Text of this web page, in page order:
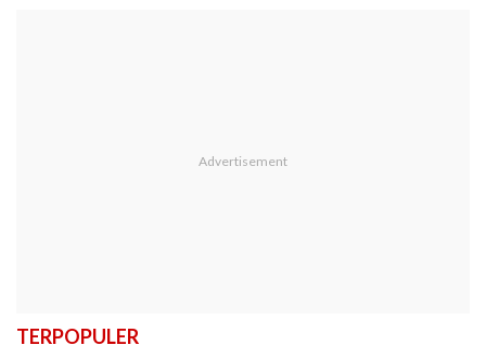
TERPOPULER